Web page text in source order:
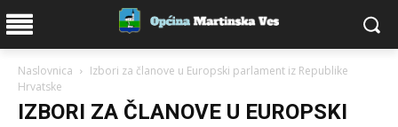
Naslovnica
Izbori za članove u Europski parlament iz Republike
Hrvatske
IZBORI ZA ČLANOVE U EUROPSKI